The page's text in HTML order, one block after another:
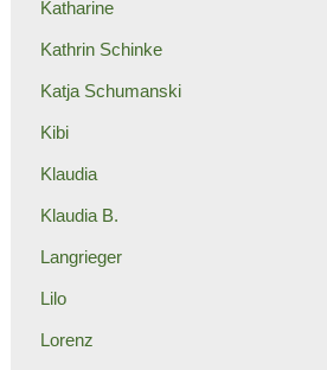
Katharine
Kathrin Schinke
Katja Schumanski
Kibi
Klaudia
Klaudia B.
Langrieger
Lilo
Lorenz